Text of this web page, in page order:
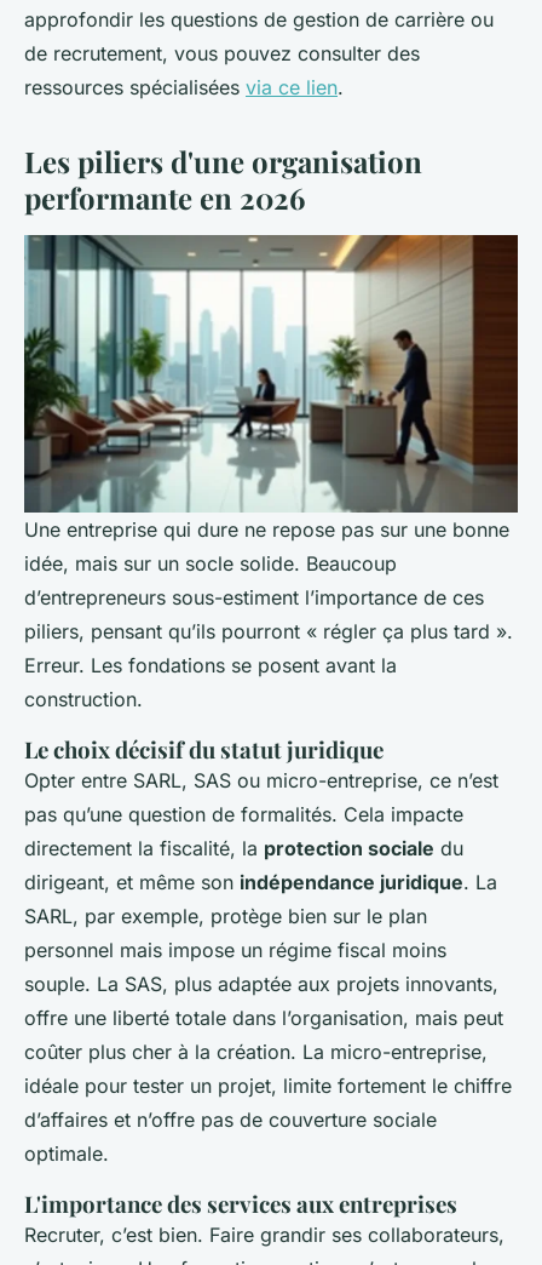
approfondir les questions de gestion de carrière ou
de recrutement, vous pouvez consulter des
ressources spécialisées via ce lien.
Les piliers d'une organisation
performante en 2026
Une entreprise qui dure ne repose pas sur une bonne
idée, mais sur un socle solide. Beaucoup
d’entrepreneurs sous-estiment l’importance de ces
piliers, pensant qu’ils pourront « régler ça plus tard ».
Erreur. Les fondations se posent avant la
construction.
Le choix décisif du statut juridique
Opter entre SARL, SAS ou micro-entreprise, ce n’est
pas qu’une question de formalités. Cela impacte
directement la fiscalité, la protection sociale du
dirigeant, et même son indépendance juridique. La
SARL, par exemple, protège bien sur le plan
personnel mais impose un régime fiscal moins
souple. La SAS, plus adaptée aux projets innovants,
offre une liberté totale dans l’organisation, mais peut
coûter plus cher à la création. La micro-entreprise,
idéale pour tester un projet, limite fortement le chiffre
d’affaires et n’offre pas de couverture sociale
optimale.
L'importance des services aux entreprises
Recruter, c’est bien. Faire grandir ses collaborateurs,